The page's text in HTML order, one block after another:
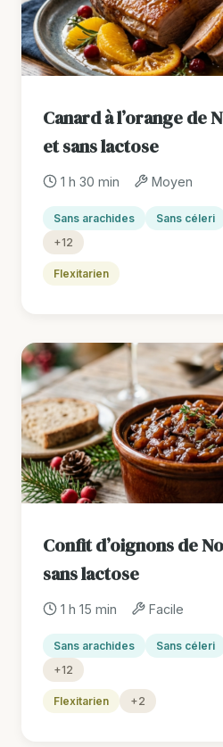
Canard à l’orange de
et sans lactose
1 h 30 min Moyen
Sans arachides Sans céleri
+12
Flexitarien
Confit d’oignons de
sans lactose
1 h 15 min Facile
Sans arachides Sans céleri
+12
Flexitarien +2